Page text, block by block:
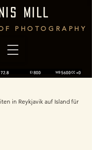
MILL
PHOTOGRAPHY
in Reykjavik auf Island für